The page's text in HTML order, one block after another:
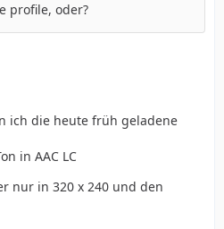
profile, oder?
ich die heute früh geladene
in AAC LC
nur in 320 x 240 und den